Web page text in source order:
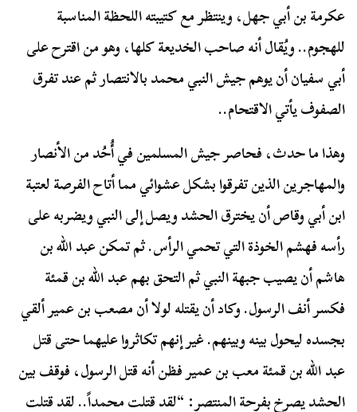
عكرمة بن أبي جهل، وينتظر مع كتيبته اللحظة المناسبة
للهجوم.. ويُقال أنه صاحب الخديعة كلها، وهو من اقترح على
أبي سفيان أن يوهم جيش النبي محمد بالانتصار ثم عند تفرق
الصفوف يأتي الاقتحام..
وهذا ما حدث، فحاصر جيش المسلمين في أُحُد من الأنصار
والمهاجرين الذين تفرقوا بشكل عشوائي مما أتاح الفرصة لعتبة
ابن أبي وقاص أن يخترق الحشد ويصل إلى النبي ويضربه على
رأسه فهشم الخوذة التي تحمي الرأس. ثم تمكن عبد الله بن
هاشم أن يصيب جبهة النبي ثم التحق بهم عبد الله بن قمئة
فكسر أنف الرسول. وكاد أن يقتله لولا أن مصعب بن عمير ألقي
بجسده ليحول بينه وبينهم. غير إنهم تكاثروا عليهما حتى قتل
عبد الله بن قمئة معب بن عمير فظن أنه قتل الرسول، فوقف بين
الحشد يصرخ بفرحة المنتصر: “لقد قتلت محمداً.. لقد قتلت